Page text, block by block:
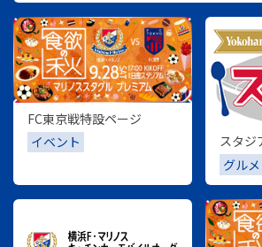
FC東京戦特設ページ
イベント
スタジ
グルメ